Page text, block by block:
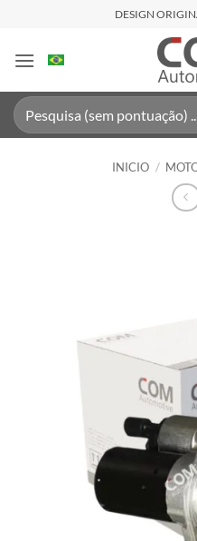
contenido
DESIGN
Buscar
por:
INICIO /